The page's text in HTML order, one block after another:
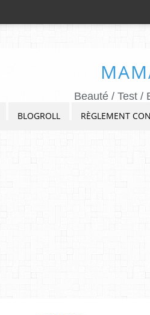
Beauté / Test /
BLOGROLL RÈGLEMENT